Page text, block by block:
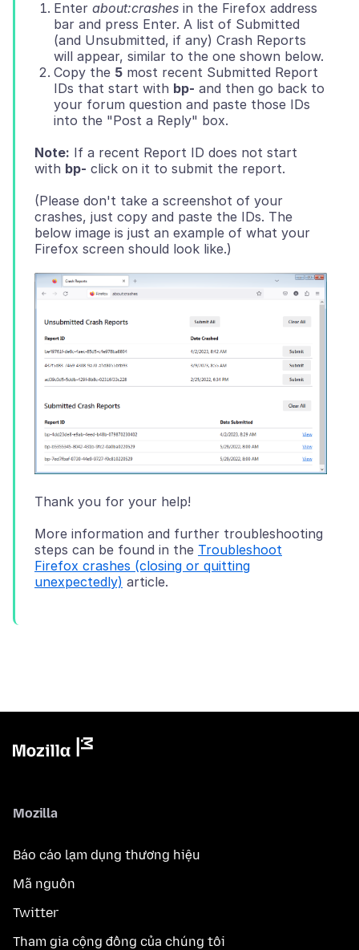
Enter about:crashes in the Firefox address
bar and press Enter. A list of Submitted
(and Unsubmitted, if any) Crash Reports
will appear, similar to the one shown below.
Copy the 5 most recent Submitted Report
IDs that start with bp- and then go back to
your forum question and paste those IDs
into the "Post a Reply" box.
Note: If a recent Report ID does not start
with bp-
(Please don't take a screenshot of your
crashes, just copy and paste the IDs. The
below image is just an example of what your
More information and further troubleshooting
steps can be found in the Troubleshoot
Firefox crashes (closing or quitting
unexpectedly)
Mozilla
Báo cáo lạm dụng thương hiệu
Mã nguồn
Twitter
Tham gia cộng đồng của chúng tôi